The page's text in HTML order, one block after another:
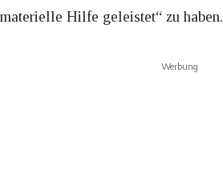
materielle Hilfe geleistet“ zu haben.
Werbung